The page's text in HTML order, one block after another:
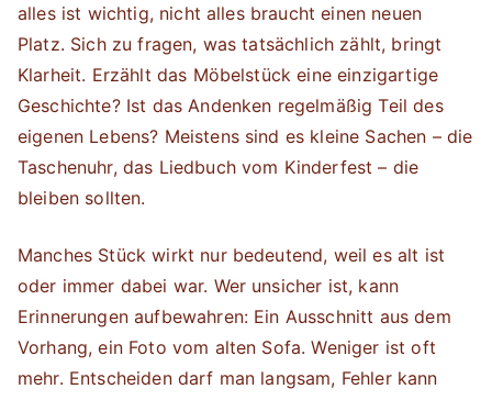
alles ist wichtig, nicht alles braucht einen neuen
Platz. Sich zu fragen, was tatsächlich zählt, bringt
Klarheit. Erzählt das Möbelstück eine einzigartige
Geschichte? Ist das Andenken regelmäßig Teil des
eigenen Lebens? Meistens sind es kleine Sachen – die
Taschenuhr, das Liedbuch vom Kinderfest – die
bleiben sollten.
Manches Stück wirkt nur bedeutend, weil es alt ist
oder immer dabei war. Wer unsicher ist, kann
Erinnerungen aufbewahren: Ein Ausschnitt aus dem
Vorhang, ein Foto vom alten Sofa. Weniger ist oft
mehr. Entscheiden darf man langsam, Fehler kann